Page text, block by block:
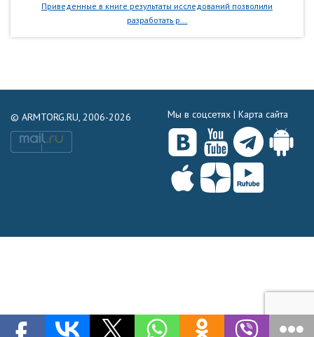
Приведенные в книге результаты исследований позволили
разработать р...
© ARMTORG.RU, 2006-2026 Мы в соцсетях | Карта сайта